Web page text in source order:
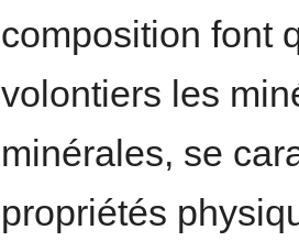
composition font
volontiers les
minérales, se
propriétés